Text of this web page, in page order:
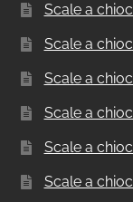
Scale a
Scale a
Scale a
Scale a
Scale a
Scale a